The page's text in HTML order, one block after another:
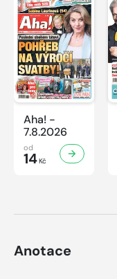
Aha! -
7.8.2026
od
14Kč
Anotace